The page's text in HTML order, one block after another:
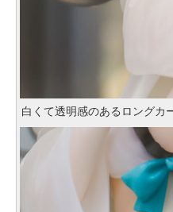
白くて透明感のあるロングカ